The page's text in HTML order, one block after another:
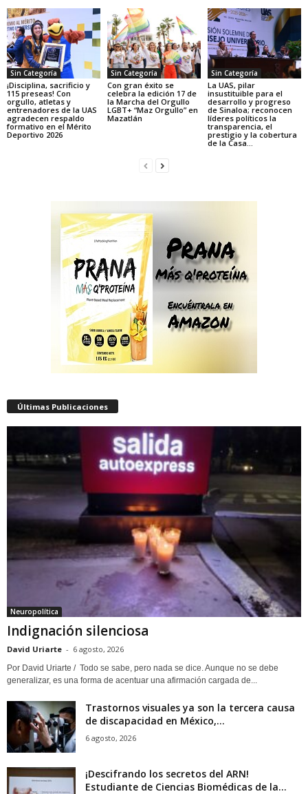
Sin Categoría
¡Disciplina, sacrificio y
115 preseas! Con
orgullo, atletas y
entrenadores de la UAS
agradecen respaldo
formativo en el Mérito
Deportivo 2026
Sin Categoría
Con gran éxito se
celebra la edición 17 de
la Marcha del Orgullo
LGBT+ “Maz Orgullo” en
Mazatlán
Sin Categoría
La UAS, pilar
insustituible para el
desarrollo y progreso
de Sinaloa; reconocen
líderes políticos la
transparencia, el
prestigio y la cobertura
de la Casa...
Últimas Publicaciones
Neuropolítica
Indignación silenciosa
David Uriarte - 6 agosto, 2026
Por David Uriarte / Todo se sabe, pero nada se dice. Aunque no se debe
generalizar, es una forma de acentuar una afirmación cargada de...
Trastornos visuales ya son la tercera causa
de discapacidad en México,...
6 agosto, 2026
¡Descifrando los secretos del ARN!
Estudiante de Ciencias Biomédicas de la...